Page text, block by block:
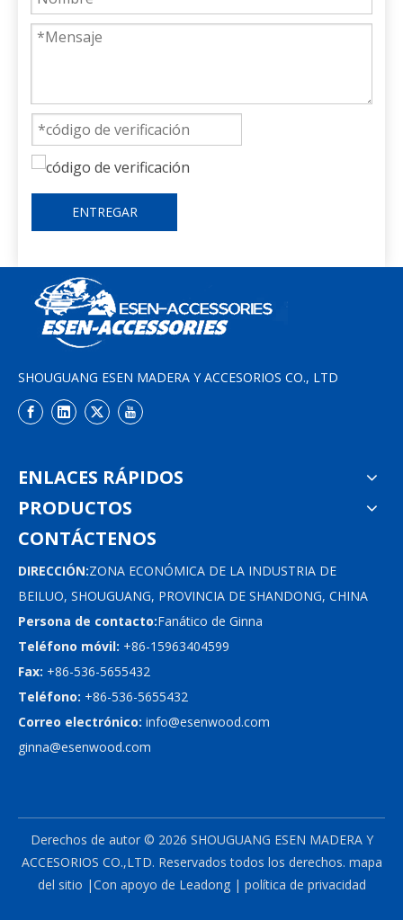
ENTREGAR
SHOUGUANG ESEN MADERA Y ACCESORIOS CO., LTD
ENLACES RÁPIDOS
PRODUCTOS
CONTÁCTENOS
DIRECCIÓN:ZONA ECONÓMICA DE LA INDUSTRIA DE
BEILUO, SHOUGUANG, PROVINCIA DE SHANDONG, CHINA
Persona de contacto:Fanático de Ginna
Teléfono móvil: +86-15963404599
Fax: +86-536-5655432
Teléfono: +86-536-5655432
Correo electrónico: info@esenwood.com
ginna@esenwood.com
Derechos de autor © 2026 SHOUGUANG ESEN MADERA Y
ACCESORIOS CO.,LTD. Reservados todos los derechos. mapa
del sitio |Con apoyo de Leadong| política de privacidad